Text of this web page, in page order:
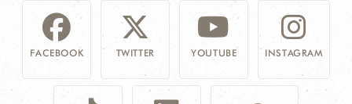
FACEBOOK TWITTER YOUTUBE INSTAGRAM